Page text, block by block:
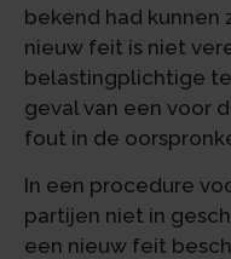
bekend had kunnen
nieuw feit is niet
belastingplichtige
geval van een voor
fout in de
In een procedure
partijen niet in
een nieuw feit